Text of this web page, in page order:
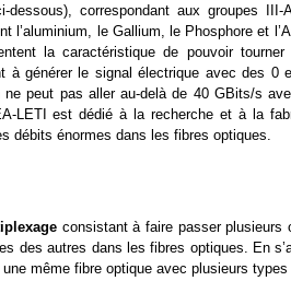
correspondant aux groupes
l’aluminium, le Gallium, le Phosphore et
la caractéristique de pouvoir
à générer le signal électrique avec des
peut pas aller au-delà de 40 GBits/s
LETI est dédié à la recherche et à la
débits énormes dans les fibres optiques.
consistant à faire passer plusieurs
des autres dans les fibres optiques. En
même fibre optique avec plusieurs